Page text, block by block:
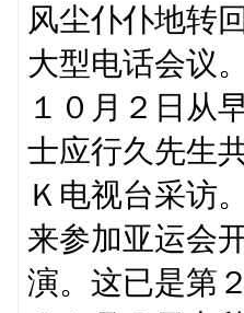
风尘仆仆地转
大型电话会议。
１０月２日从
士应行久先生
Ｋ电视台采访
来参加亚运会
演。这已是第